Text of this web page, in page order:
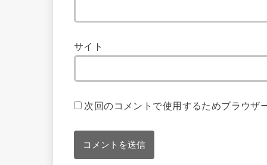
サイト
次回のコメントで使用するためブラウザ